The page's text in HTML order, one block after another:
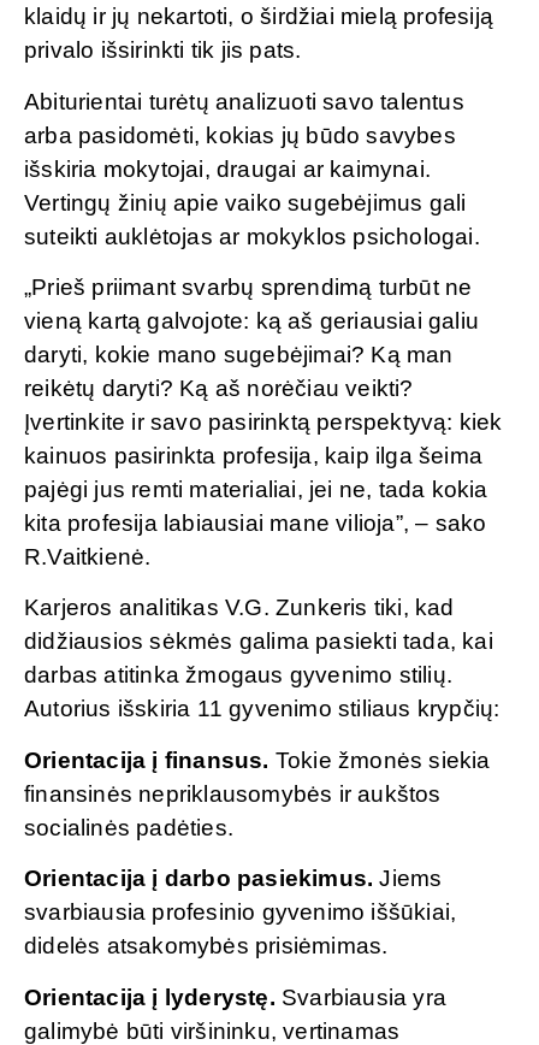
klaidų ir jų nekartoti, o širdžiai mielą profesiją
privalo išsirinkti tik jis pats.
Abiturientai turėtų analizuoti savo talentus
arba pasidomėti, kokias jų būdo savybes
išskiria mokytojai, draugai ar kaimynai.
Vertingų žinių apie vaiko sugebėjimus gali
suteikti auklėtojas ar mokyklos psichologai.
„Prieš priimant svarbų sprendimą turbūt ne
vieną kartą galvojote: ką aš geriausiai galiu
daryti, kokie mano sugebėjimai? Ką man
reikėtų daryti? Ką aš norėčiau veikti?
Įvertinkite ir savo pasirinktą perspektyvą: kiek
kainuos pasirinkta profesija, kaip ilga šeima
pajėgi jus remti materialiai, jei ne, tada kokia
kita profesija labiausiai mane vilioja”, – sako
R.Vaitkienė.
Karjeros analitikas V.G. Zunkeris tiki, kad
didžiausios sėkmės galima pasiekti tada, kai
darbas atitinka žmogaus gyvenimo stilių.
Autorius išskiria 11 gyvenimo stiliaus krypčių:
Orientacija į finansus. Tokie žmonės siekia
finansinės nepriklausomybės ir aukštos
socialinės padėties.
Orientacija į darbo pasiekimus. Jiems
svarbiausia profesinio gyvenimo iššūkiai,
didelės atsakomybės prisiėmimas.
Orientacija į lyderystę. Svarbiausia yra
galimybė būti viršininku, vertinamas